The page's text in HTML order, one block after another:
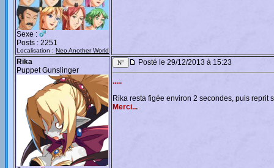
Sexe :
Posts : 2251
Localisation : Neo Another World
Rika
Puppet Gunslinger
Posté le 29/12/2013 à 15:23
.....
Rika resta figée environ 2 secondes, puis reprit
Merci...